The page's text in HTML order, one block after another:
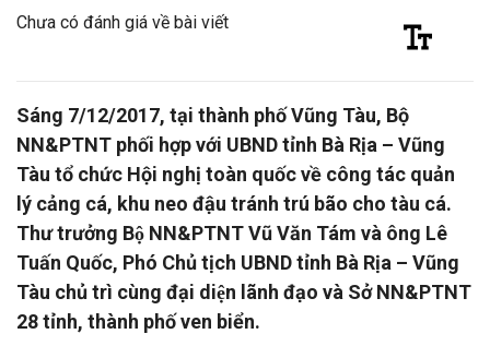
Chưa có đánh giá về bài viết
Sáng 7/12/2017, tại thành phố Vũng Tàu, Bộ
NN&PTNT phối hợp với UBND tỉnh Bà Rịa – Vũng
Tàu tổ chức Hội nghị toàn quốc về công tác quản
lý cảng cá, khu neo đậu tránh trú bão cho tàu cá.
Thư trưởng Bộ NN&PTNT Vũ Văn Tám và ông Lê
Tuấn Quốc, Phó Chủ tịch UBND tỉnh Bà Rịa – Vũng
Tàu chủ trì cùng đại diện lãnh đạo và Sở NN&PTNT
28 tỉnh, thành phố ven biển.